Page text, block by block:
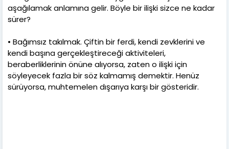
aşağılamak anlamına gelir. Böyle bir ilişki sizce ne kadar
sürer?
• Bağımsız takılmak. Çiftin bir ferdi, kendi zevklerini ve
kendi başına gerçekleştireceği aktiviteleri,
beraberliklerinin önüne alıyorsa, zaten o ilişki için
söyleyecek fazla bir söz kalmamış demektir. Henüz
sürüyorsa, muhtemelen dışarıya karşı bir gösteridir.